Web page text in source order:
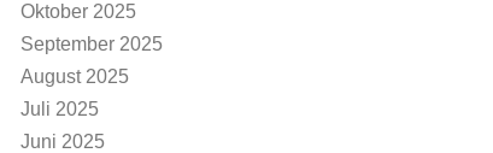
Oktober 2025
September 2025
August 2025
Juli 2025
Juni 2025